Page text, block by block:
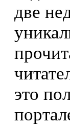
две
это